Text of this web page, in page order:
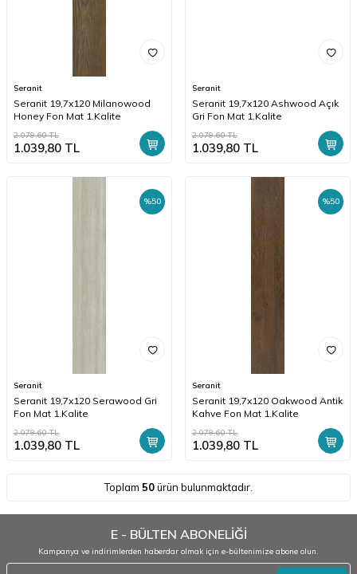
Seranit
Seranit 19,7x120 Milanowood
Honey Fon Mat 1.Kalite
2.079,60TL
1.039,80 TL
Seranit
Seranit 19,7x120 Ashwood Açık
Gri Fon Mat 1.Kalite
2.079,60TL
1.039,80 TL
%50
Seranit
Seranit 19,7x120 Serawood Gri
Fon Mat 1.Kalite
2.079,60TL
1.039,80 TL
%50
Seranit
Seranit 19,7x120 Oakwood Antik
Kahve Fon Mat 1.Kalite
2.079,60TL
1.039,80 TL
Toplam 50ürün bulunmaktadır.
E - BÜLTEN ABONELİĞİ
Kampanya ve indirimlerden haberdar olmak için e-bültenimize abone olun.